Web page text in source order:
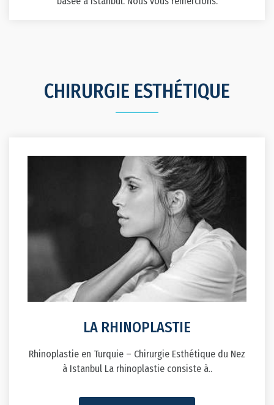
CHIRURGIE ESTHÉTIQUE
LA RHINOPLASTIE
Rhinoplastie en Turquie – Chirurgie Esthétique du Nez
à Istanbul La rhinoplastie consiste à..